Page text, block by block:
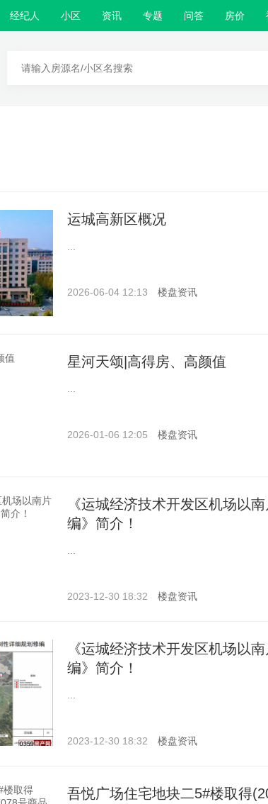
经纪人 小区 资讯 专题 问答 房价
运城高新区概况
2026-06-04 12:13 楼盘资讯
星河天颂|高得房、高颜值
2026-01-06 12:05 楼盘资讯
《运城经济技术开发区机场以
编》简介！
2023-12-30 18:32 楼盘资讯
《运城经济技术开发区机场以
编》简介！
2023-12-30 18:32 楼盘资讯
吾悦广场住宅地块二5#楼取得